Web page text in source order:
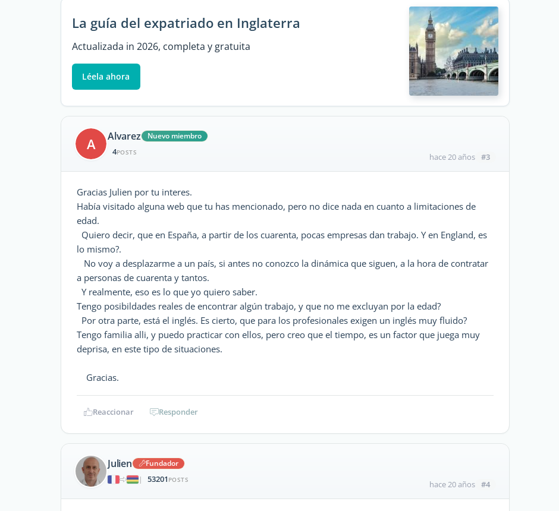
La guía del expatriado en Inglaterra
Actualizada in 2026, completa y gratuita
Léela ahora
A Alvarez Nuevo miembro
4POSTS hace 20 años #3
Gracias Julien por tu interes.
Había visitado alguna web que tu has mencionado, pero no dice nada en cuanto a limitaciones de
edad.
Quiero decir, que en España, a partir de los cuarenta, pocas empresas dan trabajo. Y en England, es
lo mismo?.
No voy a desplazarme a un país, si antes no conozco la dinámica que siguen, a la hora de contratar
a personas de cuarenta y tantos.
Y realmente, eso es lo que yo quiero saber.
Tengo posibildades reales de encontrar algún trabajo, y que no me excluyan por la edad?
Por otra parte, está el inglés. Es cierto, que para los profesionales exigen un inglés muy fluido?
Tengo familia alli, y puedo practicar con ellos, pero creo que el tiempo, es un factor que juega muy
deprisa, en este tipo de situaciones.
Gracias.
Reaccionar Responder
Julien
Fundador
|
53201 POSTS hace 20 años #4